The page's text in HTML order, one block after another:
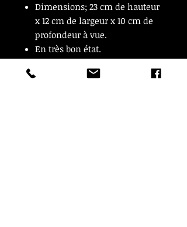
Dimensions; 23 cm de hauteur
x 12 cm de largeur x 10 cm de
profondeur à vue.
En très bon état.